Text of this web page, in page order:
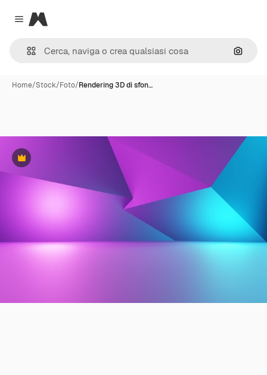
Close menu
Magnific
Cerca
Home/Stock/Foto/Rendering 3D di sfon…
Premium